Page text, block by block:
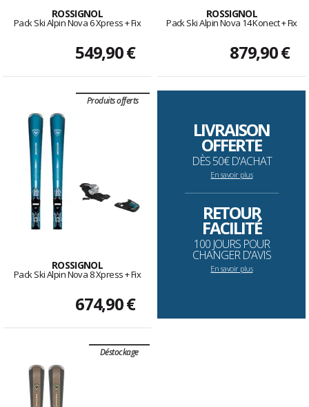
ROSSIGNOL
Pack Ski Alpin Nova 6 Xpress + Fix
549,90 €
ROSSIGNOL
Pack Ski Alpin Nova 14 Konect + Fix
879,90 €
Produits offerts
ROSSIGNOL
Pack Ski Alpin Nova 8 Xpress + Fix
674,90 €
LIVRAISON
OFFERTE
DÈS 50€ D'ACHAT
En savoir plus
--------------------------------------------------------------------
RETOUR
FACILITÉ
100 JOURS POUR
CHANGER D'AVIS
En savoir plus
Déstockage